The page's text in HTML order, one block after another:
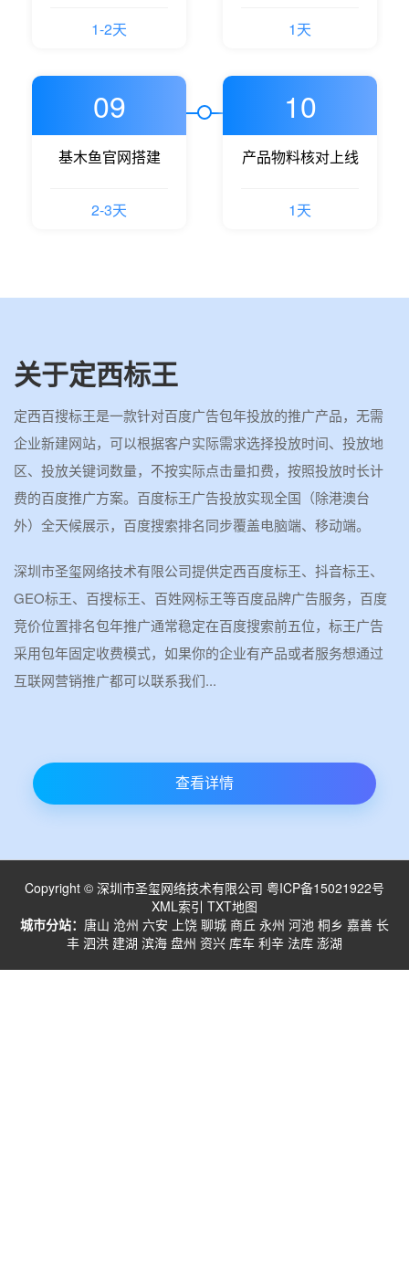
1-2天 1天
09
基木鱼官网搭建
2-3天
10
产品物料核对上线
1天
关于定西标王
定西百搜标王是一款针对百度广告包年投放的推广产品，无需
企业新建网站，可以根据客户实际需求选择投放时间、投放地
区、投放关键词数量，不按实际点击量扣费，按照投放时长计
费的百度推广方案。百度标王广告投放实现全国（除港澳台
外）全天候展示，百度搜索排名同步覆盖电脑端、移动端。
深圳市圣玺网络技术有限公司提供定西百度标王、抖音标王、
GEO标王、百搜标王、百姓网标王等百度品牌广告服务，百度
竞价位置排名包年推广通常稳定在百度搜索前五位，标王广告
采用包年固定收费模式，如果你的企业有产品或者服务想通过
互联网营销推广都可以联系我们...
查看详情
Copyright © 深圳市圣玺网络技术有限公司 粤ICP备15021922号
XML索引 TXT地图
城市分站： 唐山 沧州 六安 上饶 聊城 商丘 永州 河池 桐乡 嘉善 长
丰 泗洪 建湖 滨海 盘州 资兴 库车 利辛 法库 澎湖